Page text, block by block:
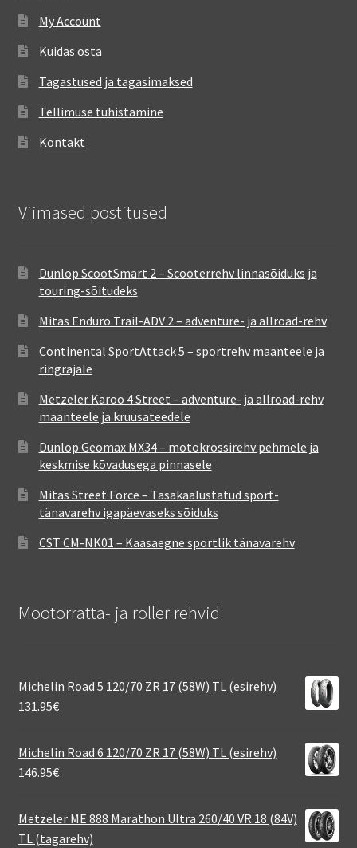
My Account
Kuidas osta
Tagastused ja tagasimaksed
Tellimuse tühistamine
Kontakt
Viimased postitused
Dunlop ScootSmart 2 – Scooterrehv linnasõiduks ja
touring-sõitudeks
Mitas Enduro Trail-ADV 2 – adventure- ja allroad-rehv
Continental SportAttack 5 – sportrehv maanteele ja
ringrajale
Metzeler Karoo 4 Street – adventure- ja allroad-rehv
maanteele ja kruusateedele
Dunlop Geomax MX34 – motokrossirehv pehmele ja
keskmise kõvadusega pinnasele
Mitas Street Force – Tasakaalustatud sport-
tänavarehv igapäevaseks sõiduks
CST CM-NK01 – Kaasaegne sportlik tänavarehv
Mootorratta- ja roller rehvid
Michelin Road 5 120/70 ZR 17 (58W) TL (esirehv)
131.95€
Michelin Road 6 120/70 ZR 17 (58W) TL (esirehv)
146.95€
Metzeler ME 888 Marathon Ultra 260/40 VR 18 (84V)
TL (tagarehv)